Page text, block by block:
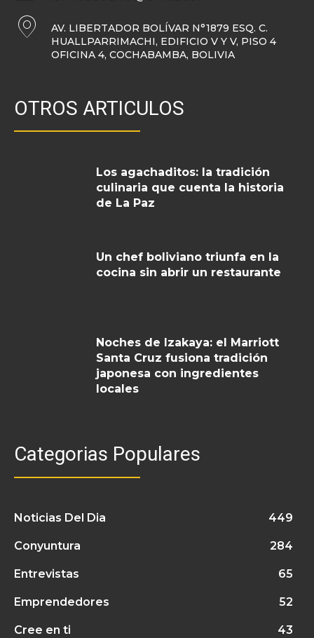
AV. LIBERTADOR BOLÍVAR N°1879 ESQ. C.
HUALLPARRIMACHI, EDIFICIO V Y V, PISO 4
OFICINA 4, COCHABAMBA, BOLIVIA
OTROS ARTICULOS
Los agachaditos: la tradición
culinaria que cuenta la historia
de La Paz
Un chef boliviano triunfa en la
cocina sin abrir un restaurante
Noches de Izakaya: el Marriott
Santa Cruz fusiona tradición
japonesa con ingredientes
locales
Categorias Populares
Noticias Del Dia 449
Conyuntura 284
Entrevistas 65
Emprendedores 52
Cree en ti 43